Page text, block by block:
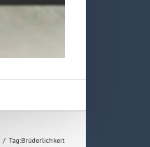
/ Tag:Brüderlichkeit